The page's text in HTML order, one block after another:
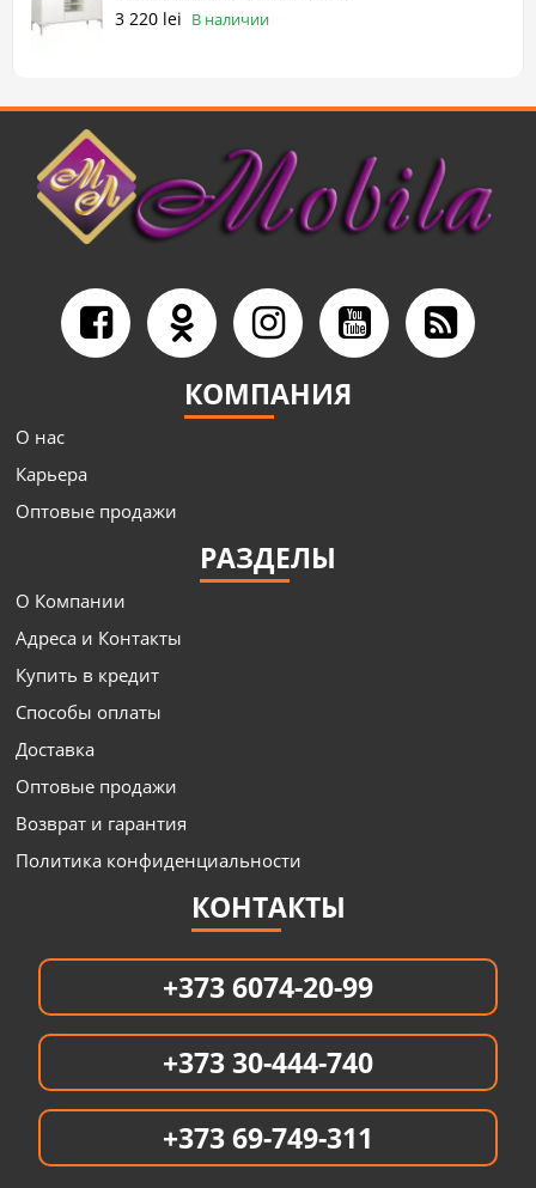
3 220 lei В наличии
КОМПАНИЯ
О нас
Карьера
Оптовые продажи
РАЗДЕЛЫ
О Компании
Адреса и Контакты
Купить в кредит
Способы оплаты
Доставка
Оптовые продажи
Возврат и гарантия
Политика конфиденциальности
КОНТАКТЫ
+373 6074-20-99
+373 30-444-740
+373 69-749-311